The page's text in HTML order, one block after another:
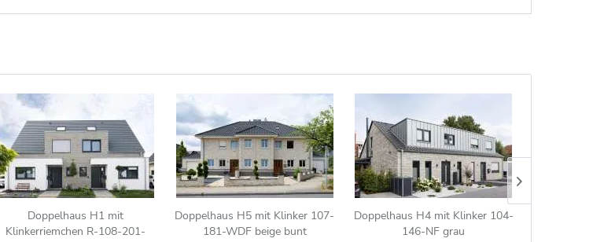
Doppelhaus H1 mit
Klinkerriemchen R-108-201-
Doppelhaus H5 mit Klinker 107-
181-WDF beige bunt
Doppelhaus H4 mit Klinker 104-
146-NF grau